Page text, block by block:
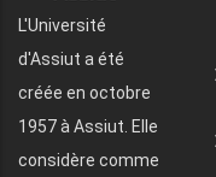
L'Université
d'Assiut a été
créée en octobre
1957 à Assiut. Elle
considère comme